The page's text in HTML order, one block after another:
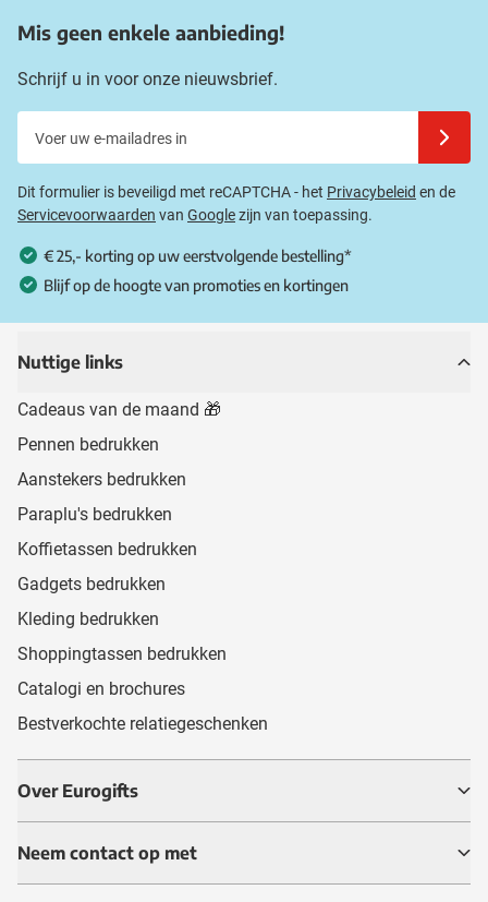
Mis geen enkele aanbieding!
Schrijf u in voor onze nieuwsbrief.
Dit formulier is beveiligd met reCAPTCHA - het Privacybeleid en de
Servicevoorwaarden van Googlezijn van toepassing.
€ 25,- korting op uw eerstvolgende bestelling*
Blijf op de hoogte van promoties en kortingen
Nuttige links
Cadeaus van de maand 🎁
Pennen bedrukken
Aanstekers bedrukken
Paraplu's bedrukken
Koffietassen bedrukken
Gadgets bedrukken
Kleding bedrukken
Shoppingtassen bedrukken
Catalogi en brochures
Bestverkochte relatiegeschenken
Over Eurogifts
Neem contact op met